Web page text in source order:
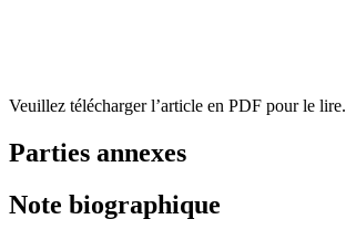
Veuillez télécharger l’article en PDF pour le lire.
Parties annexes
Note biographique